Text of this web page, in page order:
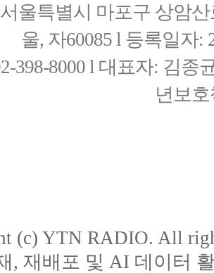
울특별시 마포구 상암
울, 자60085 l 등록일자:
398-8000 l 대표자: 김종
년보
(c) YTN RADIO. All
, 재배포 및 AI 데이터